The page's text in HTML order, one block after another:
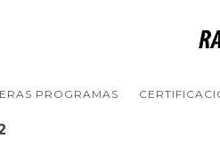
PROGRAMAS